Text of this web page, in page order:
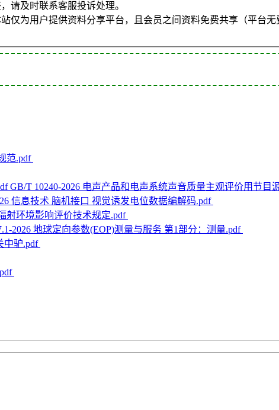
请及时联系客服投诉处理。
为用户提供资料分享平台，且会员之间资料免费共享（平台
范.pdf
GB/T 10240-2026 电声产品和电声系统声音质量主观评价用节目
信息技术 脑机接口 视觉诱发电位数据编解码.pdf
射环境影响评价技术规定.pdf
2026 地球定向参数(EOP)测量与服务 第1部分：测量.pdf
中驴.pdf